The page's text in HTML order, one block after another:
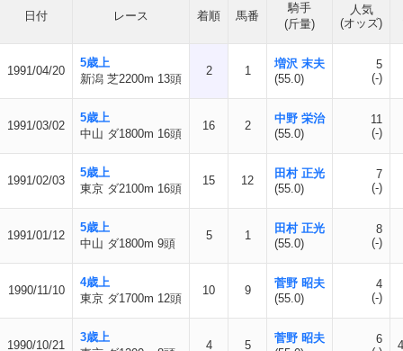
日付 レース 着順 馬番
騎手
(斤量)
人気
(オッズ)
1991/04/20
5歳上
新潟 芝2200m 13頭
2 1
増沢 末夫
(55.0)
5
(-)
1991/03/02
5歳上
中山 ダ1800m 16頭
16 2
中野 栄治
(55.0)
11
(-)
1991/02/03
5歳上
東京 ダ2100m 16頭
15 12
田村 正光
(55.0)
7
(-)
1991/01/12
5歳上
中山 ダ1800m 9頭
5 1
田村 正光
(55.0)
8
(-)
1990/11/10
4歳上
東京 ダ1700m 12頭
10 9
菅野 昭夫
(55.0)
4
(-)
1990/10/21
3歳上
4 5
菅野 昭夫
6